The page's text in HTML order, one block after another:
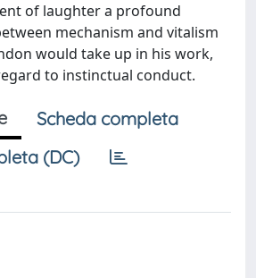
of laughter a profound
mechanism and vitalism
would take up in his work,
to instinctual conduct.
Scheda completa
(DC)